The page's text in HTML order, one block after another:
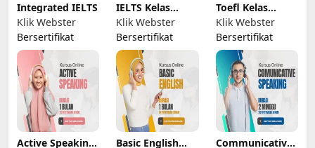
Integrated IELTS
Klik Webster
Bersertifikat
IELTS Kelas
Online
Klik Webster
Bersertifikat
Toefl Kelas
Online
Klik Webster
Bersertifikat
Active Speaking Basic English Communicative